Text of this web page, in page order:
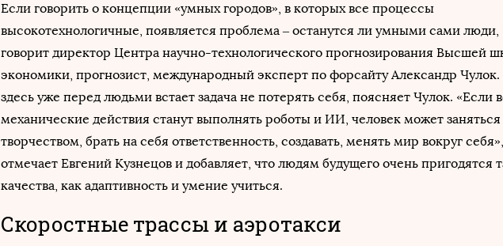
Если говорить о концепции «умных городов», в которых все процессы
высокотехнологичные, появляется проблема – останутся ли умными сами люди,
говорит директор Центра научно-технологического прогнозирования Высшей
экономики, прогнозист, международный эксперт по форсайту Александр
здесь уже перед людьми встает задача не потерять себя, поясняет Чулок. «Если
механические действия станут выполнять роботы и ИИ, человек может заняться
творчеством, брать на себя ответственность, создавать, менять мир вокруг
отмечает Евгений Кузнецов и добавляет, что людям будущего очень пригодятся
качества, как адаптивность и умение учиться.
Скоростные трассы и аэротакси